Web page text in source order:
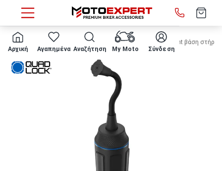
Αρχική Αγαπημένα Αναζήτηση My Moto Σύνδεση
HOME ΒΑΣΗ ΑΥΤΟΚΙΝΗΤΟΥ QUAD LOCK® - Cup Holder Mount βάση